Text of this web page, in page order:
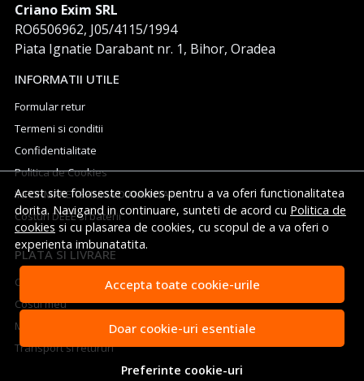
Acest site foloseste cookies pentru a va oferi functionalitatea
dorita. Navigand in continuare, sunteti de acord cu Politica de
cookies si cu plasarea de cookies, cu scopul de a va oferi o
experienta imbunatatita.
Accepta toate cookie-urile
Doar cookie-uri esentiale
Preferinte cookie-uri
Criano Exim SRL
RO6506962, J05/4115/1994
Piata Ignatie Darabant nr. 1, Bihor, Oradea
INFORMATII UTILE
Formular retur
Termeni si conditii
Confidentialitate
Politica de Cookies
INFORMARE TEHNICA DIAMANTATA
Costuri DEEE si baterii
PLATA SI LIVRARE
Cum cumpar
Cosul meu
Metode de plata
Transport si retururi